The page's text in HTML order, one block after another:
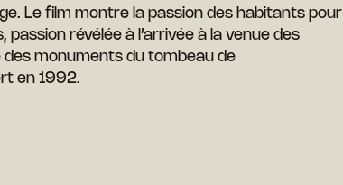
Le film montre la passion des habitants pour
révélée à l’arrivée à la venue des
monuments du tombeau de
en 1992.